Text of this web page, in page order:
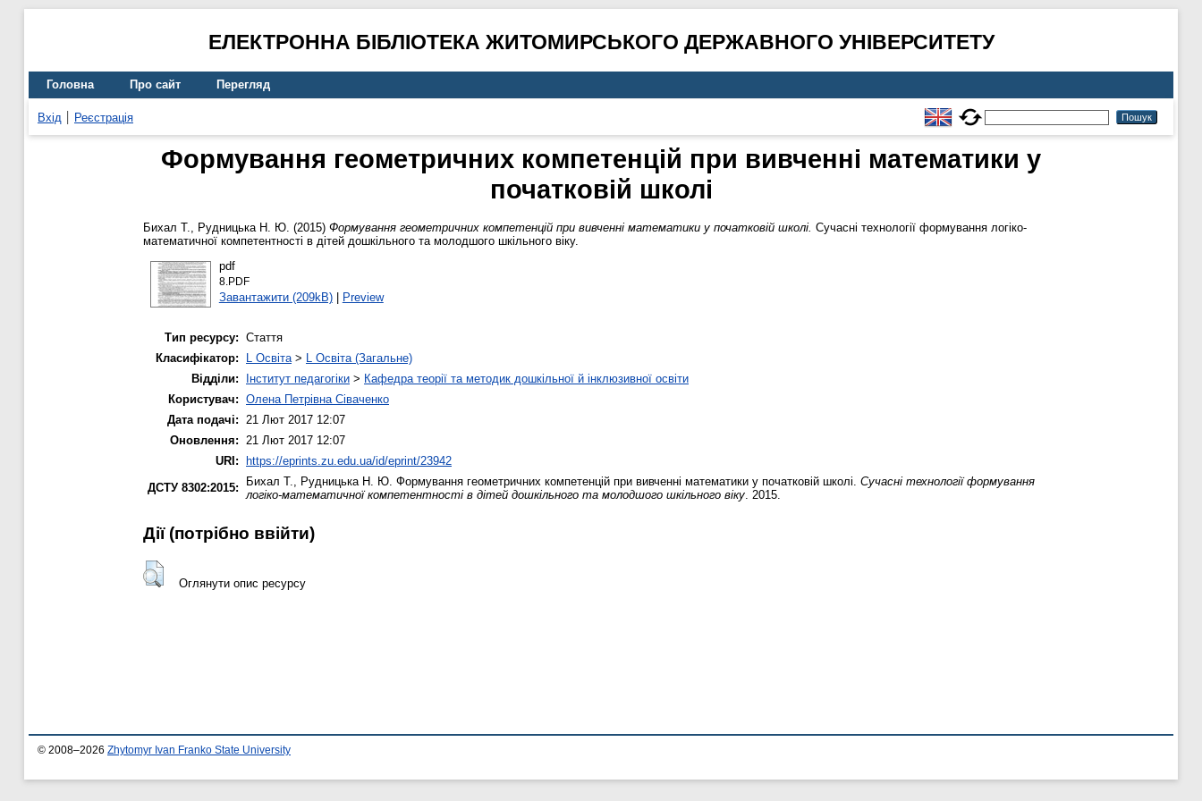
ЕЛЕКТРОННА БІБЛІОТЕКА ЖИТОМИРСЬКОГО ДЕРЖАВНОГО УНІВЕРСИТЕТУ
Головна Про сайт Перегляд
Вхід Реєстрація
Формування геометричних компетенцій при вивченні математики у
початковій школі
Бихал Т., Рудницька Н. Ю. (2015) Формування геометричних компетенцій при вивченні математики у початковій школі. Сучасні технології формування логіко-
математичної компетентності в дітей дошкільного та молодшого шкільного віку.
pdf
8.PDF
Завантажити (209kB)| Preview
Тип ресурсу: Стаття
Класифікатор:
L Освіта> L Освіта (Загальне)
Відділи:
Інститут педагогіки > Кафедра теорії та методик дошкільної й інклюзивної освіти
Користувач: Олена Петрівна Сіваченко
Дата подачі: 21 Лют 2017 12:07
Оновлення: 21 Лют 2017 12:07
URI:
https://eprints.zu.edu.ua/id/eprint/23942
ДСТУ 8302:2015:
Бихал Т., Рудницька Н. Ю. Формування геометричних компетенцій при вивченні математики у початковій школі. Сучасні технології формування
логіко-математичної компетентності в дітей дошкільного та молодшого шкільного віку. 2015.
Дії ​​(потрібно ввійти)
Оглянути опис ресурсу
© 2008–2026 Zhytomyr Ivan Franko State University